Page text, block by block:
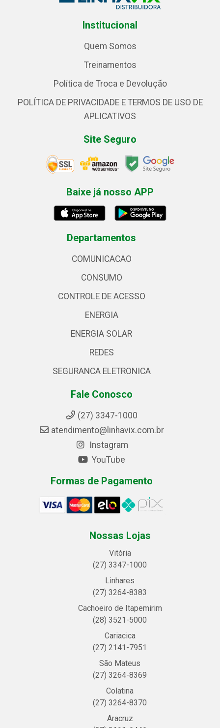
Institucional
Quem Somos
Treinamentos
Política de Troca e Devolução
POLÍTICA DE PRIVACIDADE E TERMOS DE USO DE
APLICATIVOS
Site Seguro
Baixe já nosso APP
Departamentos
COMUNICACAO
CONSUMO
CONTROLE DE ACESSO
ENERGIA
ENERGIA SOLAR
REDES
SEGURANCA ELETRONICA
Fale Conosco
(27) 3347-1000
atendimento@linhavix.com.br
Instagram
YouTube
Formas de Pagamento
Nossas Lojas
Vitória
(27) 3347-1000
Linhares
(27) 3264-8383
Cachoeiro de Itapemirim
(28) 3521-5000
Cariacica
(27) 2141-7951
São Mateus
(27) 3264-8369
Colatina
(27) 3264-8370
Aracruz